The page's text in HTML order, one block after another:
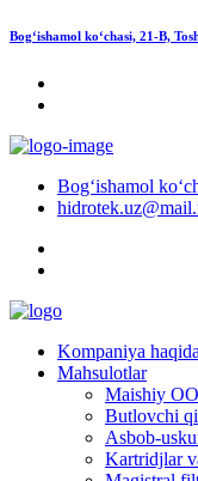
Bog‘ishamol ko‘chasi, 21-B,
Bog‘ishamol
Kompaniya haqida
Mahsulotlar
Maishiy OO
Butlovchi
Asbob-
Kartridjlar